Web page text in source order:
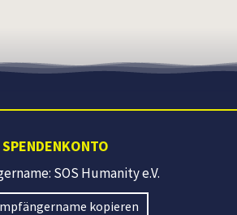
SPENDENKONTO
SOS Humanity e.V.
kopieren